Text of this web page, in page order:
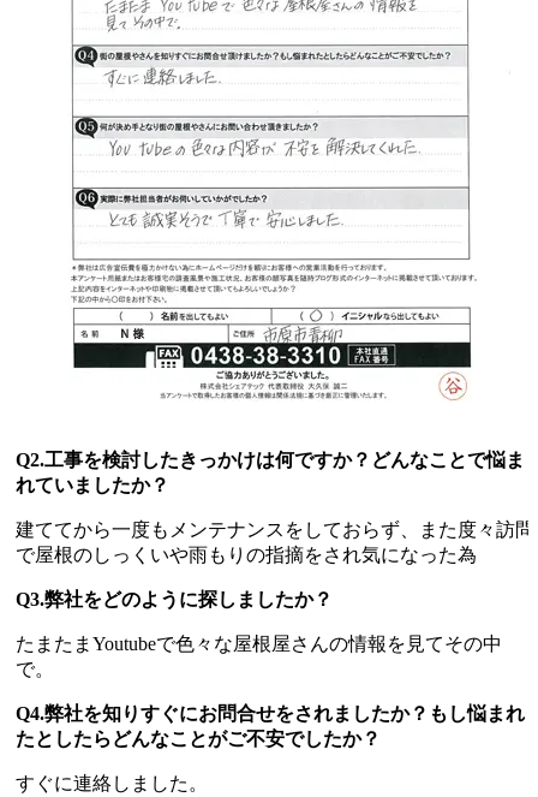
Q2.工事を検討したきっかけは何ですか？どんなことで悩ま
れていましたか？
建ててから一度もメンテナンスをしておらず、また度々訪問
で屋根のしっくいや雨もりの指摘をされ気になった為
Q3.弊社をどのように探しましたか？
たまたまYoutubeで色々な屋根屋さんの情報を見てその中
で。
Q4.弊社を知りすぐにお問合せをされましたか？もし悩まれ
たとしたらどんなことがご不安でしたか？
すぐに連絡しました。